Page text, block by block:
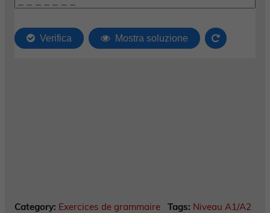
Category: Exercices de grammaire Tags: Niveau A1/A2